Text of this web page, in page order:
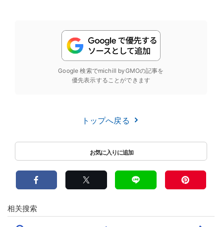
Google 検索でmichill byGMOの記事を
優先表示することができます
トップへ戻る